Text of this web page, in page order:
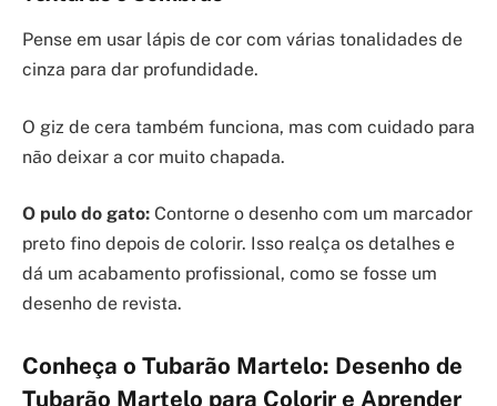
Pense em usar lápis de cor com várias tonalidades de
cinza para dar profundidade.
O giz de cera também funciona, mas com cuidado para
não deixar a cor muito chapada.
O pulo do gato: Contorne o desenho com um marcador
preto fino depois de colorir. Isso realça os detalhes e
dá um acabamento profissional, como se fosse um
desenho de revista.
Conheça o Tubarão Martelo: Desenho de
Tubarão Martelo para Colorir e Aprender